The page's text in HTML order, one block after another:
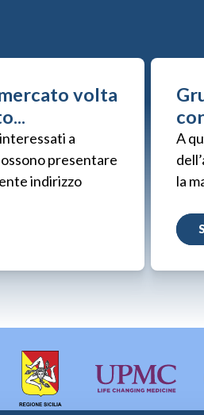
volta
a
presentare
indirizzo
A
la